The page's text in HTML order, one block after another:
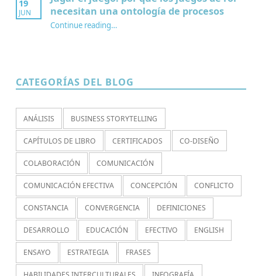
19
JUN
necesitan una ontología de procesos
Continue reading“Jugar el juego: por qué los juegos de rol necesitan una ontología de procesos”
…
CATEGORÍAS DEL BLOG
ANÁLISIS BUSINESS STORYTELLING
CAPÍTULOS DE LIBRO CERTIFICADOS CO-DISEÑO
COLABORACIÓN COMUNICACIÓN
COMUNICACIÓN EFECTIVA CONCEPCIÓN CONFLICTO
CONSTANCIA CONVERGENCIA DEFINICIONES
DESARROLLO EDUCACIÓN EFECTIVO ENGLISH
ENSAYO ESTRATEGIA FRASES